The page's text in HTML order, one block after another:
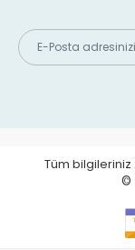
Tüm bilgileriniz
©